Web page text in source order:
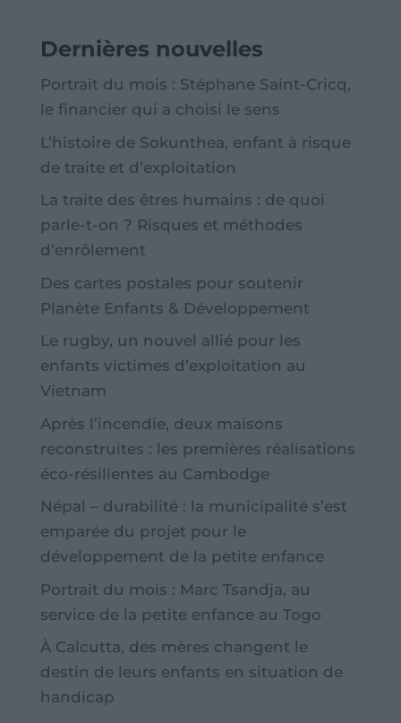
Dernières nouvelles
Portrait du mois : Stéphane Saint-Cricq,
le financier qui a choisi le sens
L’histoire de Sokunthea, enfant à risque
de traite et d’exploitation
La traite des êtres humains : de quoi
parle-t-on ? Risques et méthodes
d’enrôlement
Des cartes postales pour soutenir
Planète Enfants & Développement
Le rugby, un nouvel allié pour les
enfants victimes d’exploitation au
Vietnam
Après l’incendie, deux maisons
reconstruites : les premières réalisations
éco-résilientes au Cambodge
Népal – durabilité : la municipalité s’est
emparée du projet pour le
développement de la petite enfance
Portrait du mois : Marc Tsandja, au
service de la petite enfance au Togo
À Calcutta, des mères changent le
destin de leurs enfants en situation de
handicap